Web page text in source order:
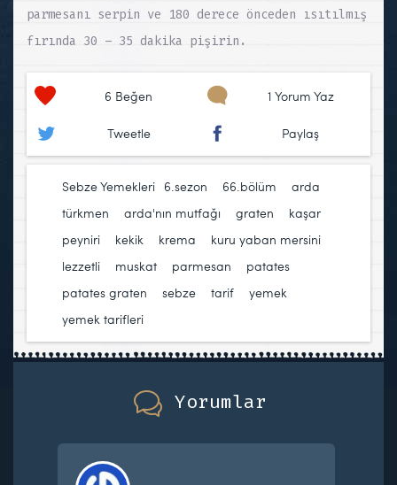
parmesanı serpin ve 180 derece önceden ısıtılmış
fırında 30 – 35 dakika pişirin.
6 Beğen 1 Yorum Yaz
Tweetle Paylaş
Sebze Yemekleri 6.sezon 66.bölüm
arda
türkmen
arda'nın mutfağı graten
kaşar
peyniri
kekik krema kuru yaban mersini
lezzetli
muskat parmesan patates
patates graten
sebze tarif yemek
yemek tarifleri
Yorumlar